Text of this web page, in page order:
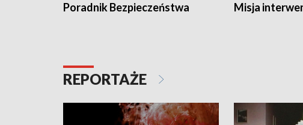
Poradnik Bezpieczeństwa Misja
REPORTAŻE